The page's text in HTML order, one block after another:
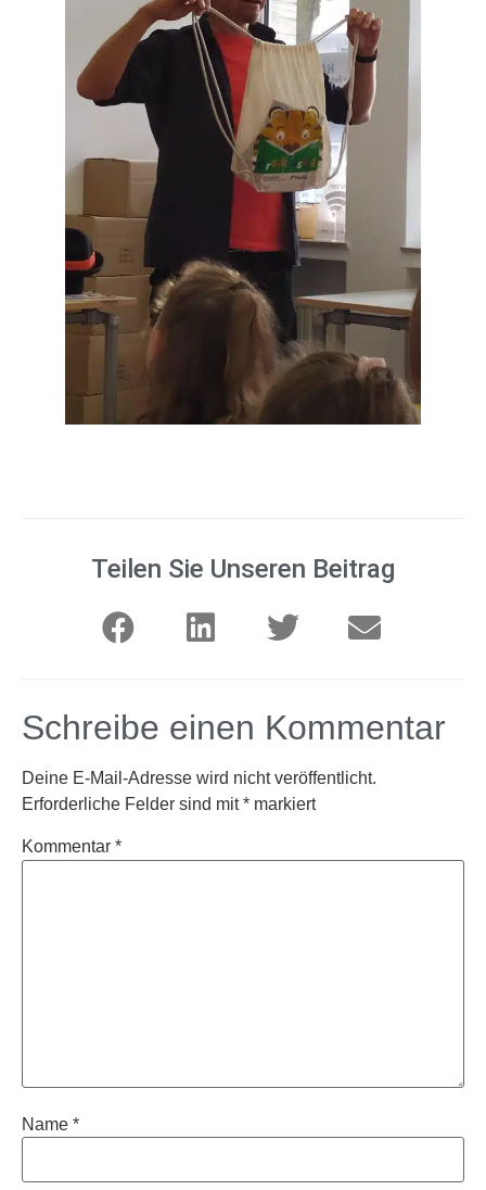
Teilen Sie Unseren Beitrag
Schreibe einen Kommentar
Deine E-Mail-Adresse wird nicht veröffentlicht.
Erforderliche Felder sind mit* markiert
Kommentar *
Name *